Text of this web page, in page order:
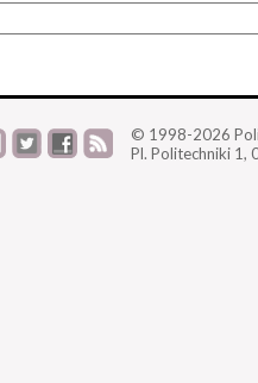
© 1998-2026
Pl. Politechniki 1,